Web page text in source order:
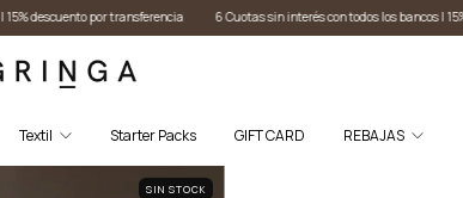
6 Cuotas sin interés con todos los bancos I 15% descuento por transferencia
Textil Starter Packs GIFT CARD REBAJAS
SIN STOCK